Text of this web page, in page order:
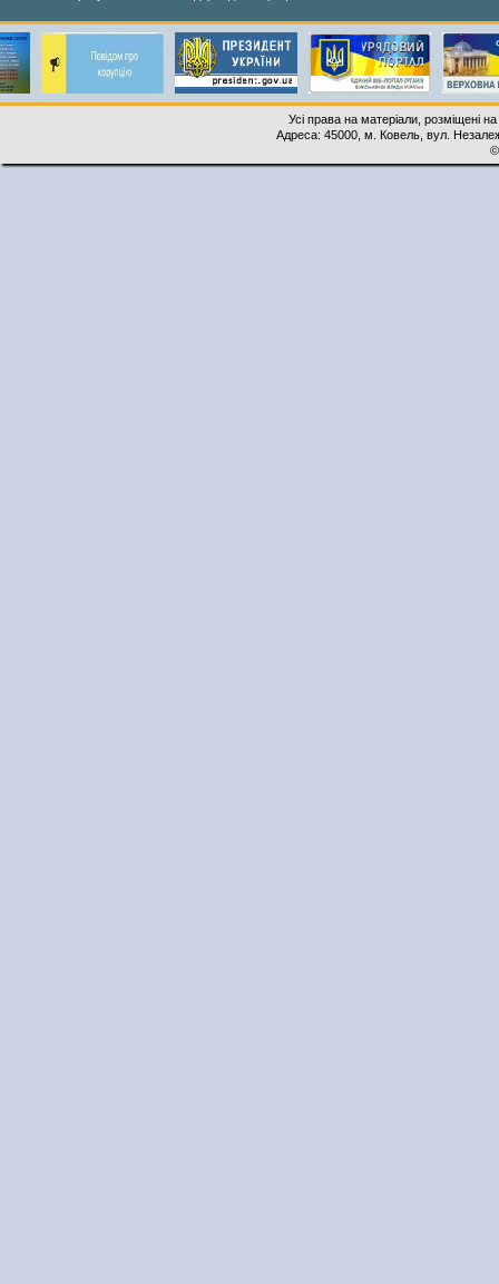
Усі права на матеріали, розміщені
Адреса: 45000, м. Ковель, вул.